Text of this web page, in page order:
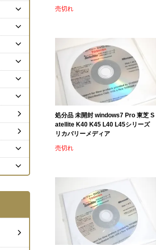
売切れ
処分品 未開封 windows7 Pro 東芝 S
atellite K40 K45 L40 L45シリーズ
リカバリーメディア
売切れ